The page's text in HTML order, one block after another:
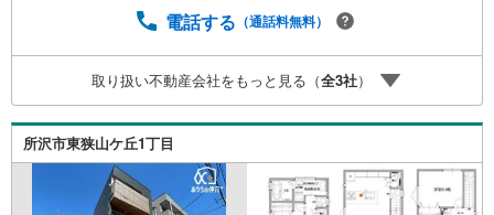
ハウスメーカー7社を保有しておりますので、ご予算・ご希
不動産情報を豊富に取り揃えております。またリフォーム
の相談も承ります。◇インターネット予約で当日現地見学
が可能です（1）［室内・現地を見学する］をクリック
（2）本日～4日以内をご希望の方は「ご要望・ご質問欄」
に希望日時をご記入ください！
電話する （通話料無料）
取り扱い不動産会社をもっと見る（全3社）
所沢市東狭山ケ丘1丁目